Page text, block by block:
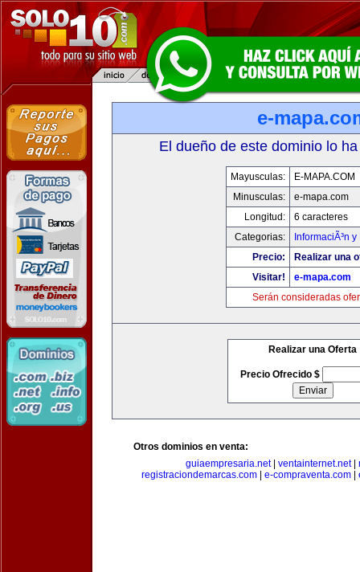
e-
El dueño de este dominio lo
Mayusculas:
E-MAPA.COM
Minusculas:
e-mapa.com
Longitud:
6 caracteres
Categorias:
InformaciÃ³n
Precio:
Realizar una
Visitar!
e-mapa.com
Serán consideradas
Realizar una Oferta
Precio Ofrecido $
Otros dominios en venta:
guiaempresaria.net| ventainternet.net|
registraciondemarcas.com| e-compraventa.com|